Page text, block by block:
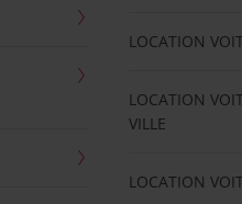
LOCATION
LOCATION
VILLE
LOCATION